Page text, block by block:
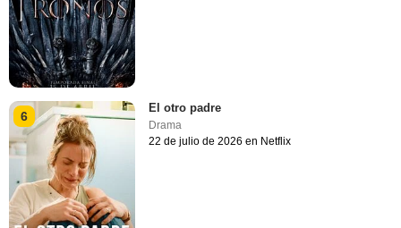
6
El otro padre
Drama
22 de julio de 2026 en Netflix